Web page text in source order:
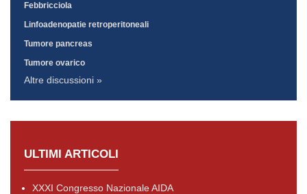
Febbricciola
Linfoadenopatie retroperitoneali
Tumore pancreas
Tumore ovarico
Altre discussioni »
ULTIMI ARTICOLI
XXXI Congresso Nazionale AIDA